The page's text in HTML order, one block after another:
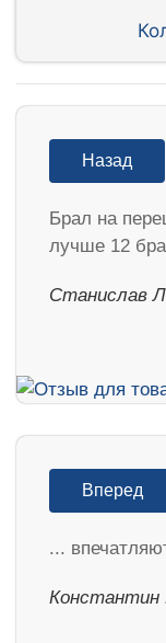
Назад
Брал на
лучше 12
Станислав
Вперед
...
Константин